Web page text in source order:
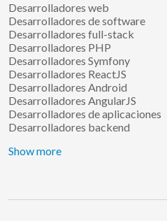
Desarrolladores web
Desarrolladores de software
Desarrolladores full-stack
Desarrolladores PHP
Desarrolladores Symfony
Desarrolladores ReactJS
Desarrolladores Android
Desarrolladores AngularJS
Desarrolladores de aplicaciones
Desarrolladores backend
Show more